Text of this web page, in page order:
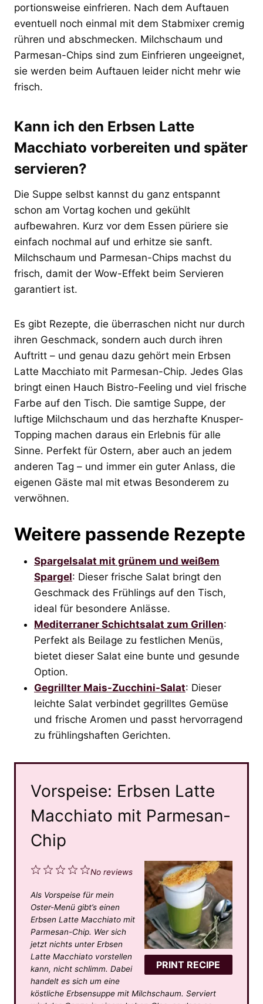
portionsweise einfrieren. Nach dem Auftauen
eventuell noch einmal mit dem Stabmixer cremig
rühren und abschmecken. Milchschaum und
Parmesan-Chips sind zum Einfrieren ungeeignet,
sie werden beim Auftauen leider nicht mehr wie
frisch.
Kann ich den Erbsen Latte
Macchiato vorbereiten und später
servieren?
Die Suppe selbst kannst du ganz entspannt
schon am Vortag kochen und gekühlt
aufbewahren. Kurz vor dem Essen püriere sie
einfach nochmal auf und erhitze sie sanft.
Milchschaum und Parmesan-Chips machst du
frisch, damit der Wow-Effekt beim Servieren
garantiert ist.
Es gibt Rezepte, die überraschen nicht nur durch
ihren Geschmack, sondern auch durch ihren
Auftritt – und genau dazu gehört mein Erbsen
Latte Macchiato mit Parmesan-Chip. Jedes Glas
bringt einen Hauch Bistro-Feeling und viel frische
Farbe auf den Tisch. Die samtige Suppe, der
luftige Milchschaum und das herzhafte Knusper-
Topping machen daraus ein Erlebnis für alle
Sinne. Perfekt für Ostern, aber auch an jedem
anderen Tag – und immer ein guter Anlass, die
eigenen Gäste mal mit etwas Besonderem zu
verwöhnen.
Weitere passende Rezepte
Spargelsalat mit grünem und weißem
Spargel: Dieser frische Salat bringt den
Geschmack des Frühlings auf den Tisch,
ideal für besondere Anlässe.
Mediterraner Schichtsalat zum Grillen:
Perfekt als Beilage zu festlichen Menüs,
bietet dieser Salat eine bunte und gesunde
Option.
Gegrillter Mais-Zucchini-Salat: Dieser
leichte Salat verbindet gegrilltes Gemüse
und frische Aromen und passt hervorragend
zu frühlingshaften Gerichten.
Vorspeise: Erbsen Latte
Macchiato mit Parmesan-
Chip
PRINT RECIPE
5
t
a
r
s
4
t
a
r
s
3
t
a
r
s
2
t
a
r
s
1
t
a
r
No reviews
Als Vorspeise für mein
Oster-Menü gibt’s einen
Erbsen Latte Macchiato mit
Parmesan-Chip. Wer sich
jetzt nichts unter Erbsen
Latte Macchiato vorstellen
kann, nicht schlimm. Dabei
handelt es sich um eine
köstliche Erbsensuppe mit Milchschaum. Serviert